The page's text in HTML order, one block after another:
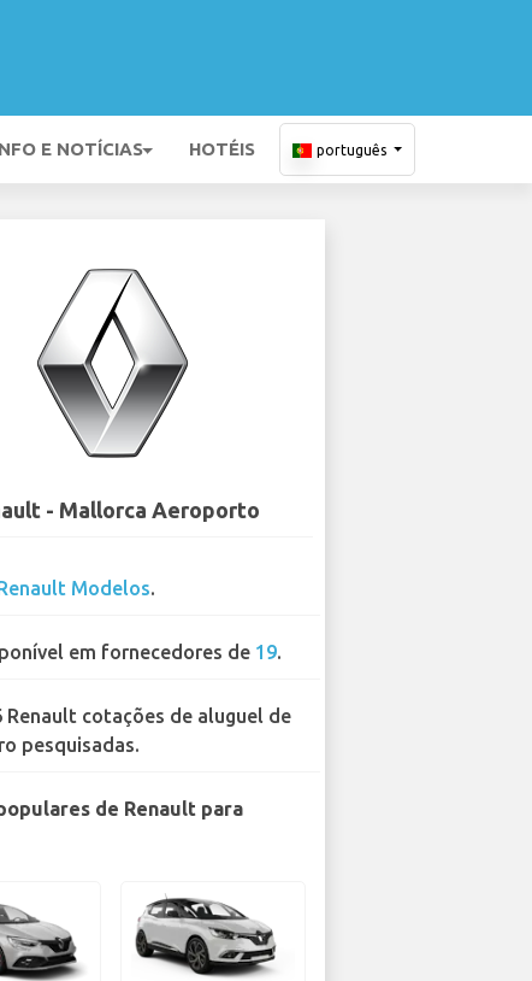
E NOTÍCIAS HOTÉIS português
- Mallorca Aeroporto
Modelos.
em fornecedores de 19.
Renault cotações de aluguel de
pesquisadas.
de Renault para